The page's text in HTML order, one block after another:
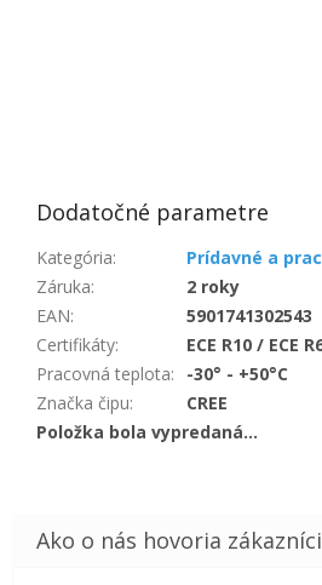
Dodatočné parametre
Kategória:
Prídavné a
Záruka:
2 roky
EAN:
5901741302543
Certifikáty:
ECE R10 / ECE
Pracovná teplota:
-30° - +50°C
Značka čipu:
CREE
Položka bola vypredaná…